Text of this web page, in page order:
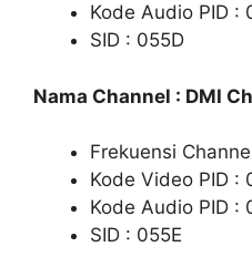
Kode Audio PID :
SID : 055D
Nama Channel : DMI
Frekuensi
Kode Video PID :
Kode Audio PID :
SID : 055E